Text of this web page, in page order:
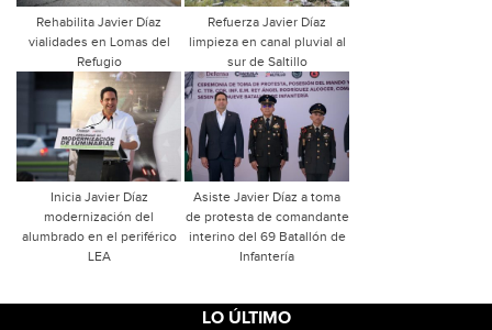
Rehabilita Javier Díaz
vialidades en Lomas del
Refugio
Refuerza Javier Díaz
limpieza en canal pluvial al
sur de Saltillo
Inicia Javier Díaz
modernización del
alumbrado en el periférico
LEA
Asiste Javier Díaz a toma
de protesta de comandante
interino del 69 Batallón de
Infantería
LO ÚLTIMO